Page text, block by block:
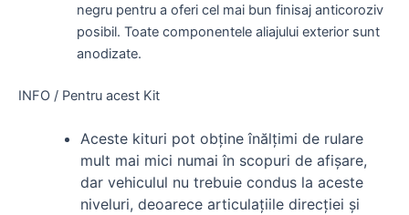
negru pentru a oferi cel mai bun finisaj anticoroziv
posibil. Toate componentele aliajului exterior sunt
anodizate.
INFO / Pentru acest Kit
Aceste kituri pot obține înălțimi de rulare
mult mai mici numai în scopuri de afișare,
dar vehiculul nu trebuie condus la aceste
niveluri, deoarece articulațiile direcției și